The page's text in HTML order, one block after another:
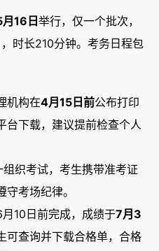
月16日 举行，仅一个批次，
时长210分钟。考务日程包
机构在4月15日前公布打印
台下载，建议提前检查个人
织考试，考生携带准考证
考场纪律。
10日前完成，成绩于7月3
可查询并下载合格单，合格